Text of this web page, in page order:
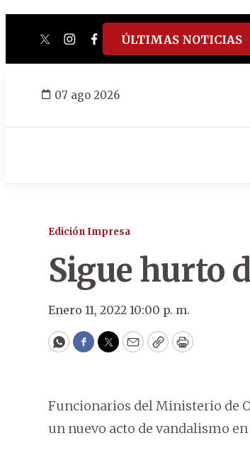
twitterinstagram
facebook
tiktokyoutube
spotify
ÚLTIMAS NOTICIAS
07 ago 2026
Edición Impresa
Sigue hurto
Enero 11, 2022 10:00 p. m.
WhatsApp
Facebook
Twitter
EmailCopyPrint
Funcionarios del Ministerio de
un nuevo acto de vandalismo